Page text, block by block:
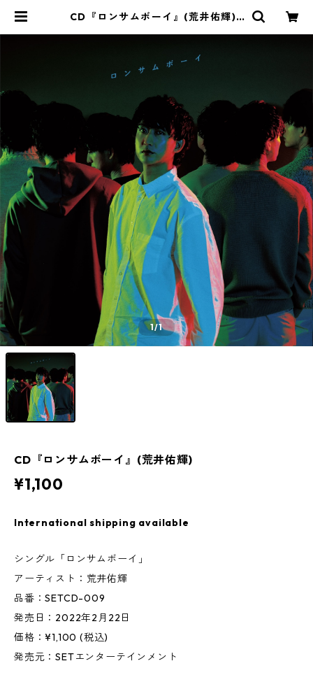
CD『ロンサムボーイ』(荒井佑輝) |
1/1
CD『ロンサムボーイ』(荒井佑輝)
¥1,100
International shipping available
シングル「ロンサムボーイ」
アーティスト：荒井佑輝
品番：SETCD-009
発売日：2022年2月22日
価格：¥1,100 (税込)
発売元：SETエンターテインメント